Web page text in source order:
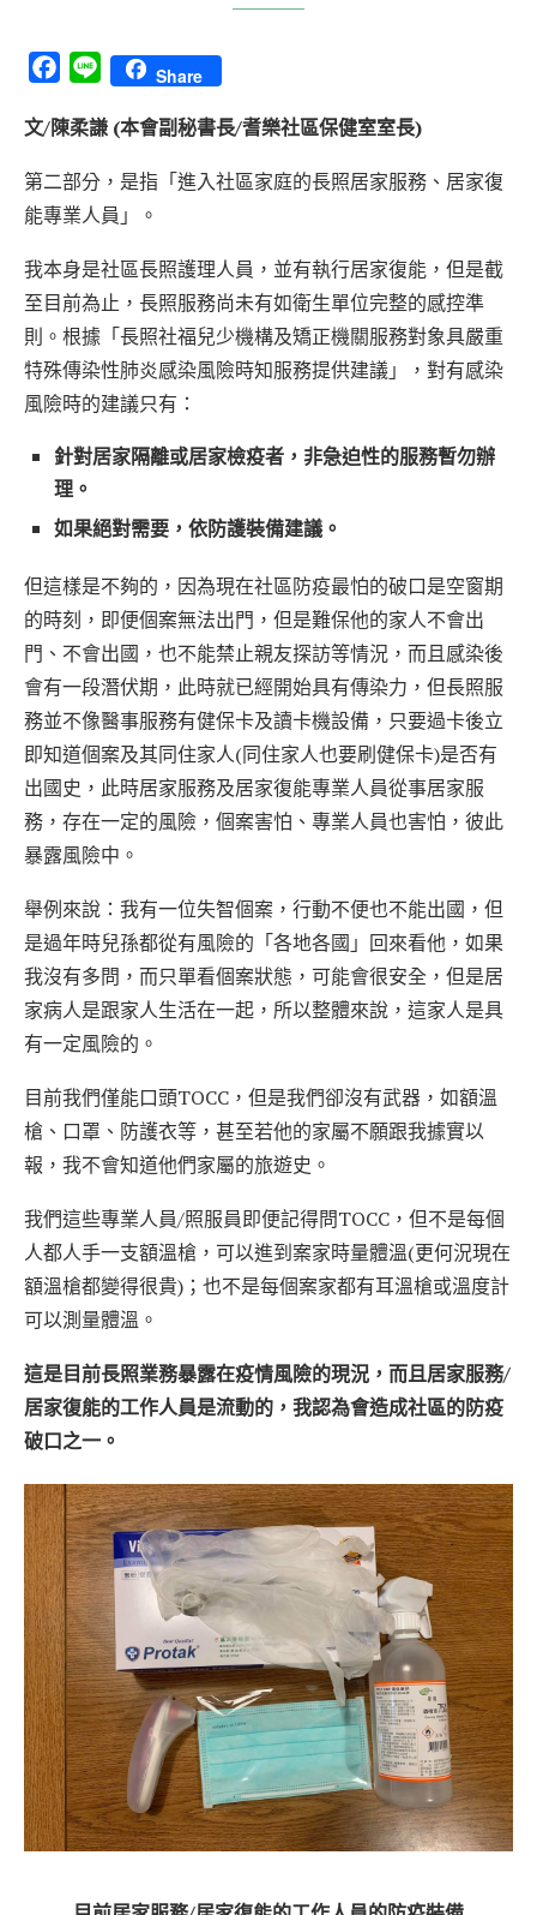
Facebook
Line Share
文/陳柔謙 (本會副秘書長/耆樂社區保健室室長)
第二部分，是指「進入社區家庭的長照居家服務、居家復
能專業人員」。
我本身是社區長照護理人員，並有執行居家復能，但是截
至目前為止，長照服務尚未有如衛生單位完整的感控準
則。根據「長照社福兒少機構及矯正機關服務對象具嚴重
特殊傳染性肺炎感染風險時知服務提供建議」，對有感染
風險時的建議只有：
針對居家隔離或居家檢疫者，非急迫性的服務暫勿辦
理。
如果絕對需要，依防護裝備建議。
但這樣是不夠的，因為現在社區防疫最怕的破口是空窗期
的時刻，即便個案無法出門，但是難保他的家人不會出
門、不會出國，也不能禁止親友探訪等情況，而且感染後
會有一段潛伏期，此時就已經開始具有傳染力，但長照服
務並不像醫事服務有健保卡及讀卡機設備，只要過卡後立
即知道個案及其同住家人(同住家人也要刷健保卡)是否有
出國史，此時居家服務及居家復能專業人員從事居家服
務，存在一定的風險，個案害怕、專業人員也害怕，彼此
暴露風險中。
舉例來說：我有一位失智個案，行動不便也不能出國，但
是過年時兒孫都從有風險的「各地各國」回來看他，如果
我沒有多問，而只單看個案狀態，可能會很安全，但是居
家病人是跟家人生活在一起，所以整體來說，這家人是具
有一定風險的。
目前我們僅能口頭TOCC，但是我們卻沒有武器，如額溫
槍、口罩、防護衣等，甚至若他的家屬不願跟我據實以
報，我不會知道他們家屬的旅遊史。
我們這些專業人員/照服員即便記得問TOCC，但不是每個
人都人手一支額溫槍，可以進到案家時量體溫(更何況現在
額溫槍都變得很貴)；也不是每個案家都有耳溫槍或溫度計
可以測量體溫。
這是目前長照業務暴露在疫情風險的現況，而且居家服務/
居家復能的工作人員是流動的，我認為會造成社區的防疫
破口之一。